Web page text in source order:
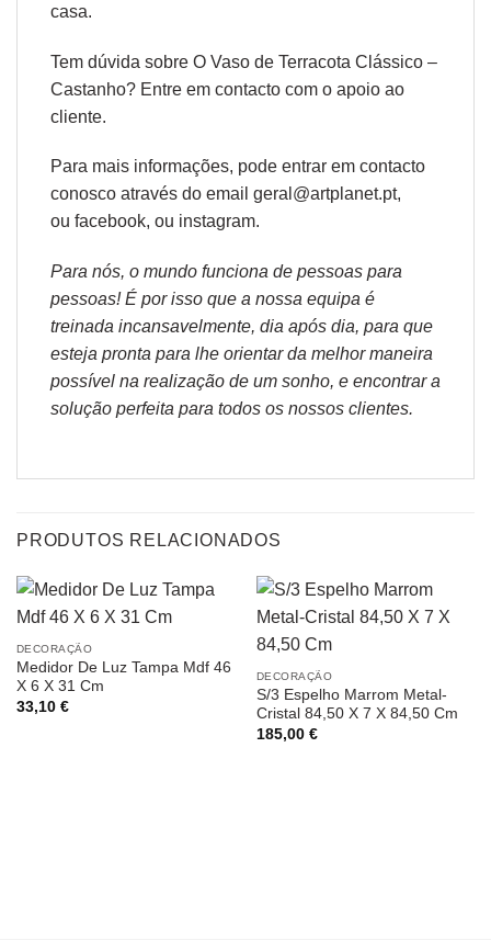
casa.
Tem dúvida sobre O Vaso de Terracota Clássico –
Castanho? Entre em contacto com o apoio ao
cliente.
Para mais informações, pode entrar em contacto
conosco através do email geral@artplanet.pt,
ou facebook, ou instagram.
Para nós, o mundo funciona de pessoas para
pessoas! É por isso que a nossa equipa é
treinada incansavelmente, dia após dia, para que
esteja pronta para lhe orientar da melhor maneira
possível na realização de um sonho, e encontrar a
solução perfeita para todos os nossos clientes.
PRODUTOS RELACIONADOS
DECORAÇÃO
Medidor De Luz Tampa Mdf 46
X 6 X 31 Cm
33,10 €
DECORAÇÃO
S/3 Espelho Marrom Metal-
Cristal 84,50 X 7 X 84,50 Cm
185,00 €